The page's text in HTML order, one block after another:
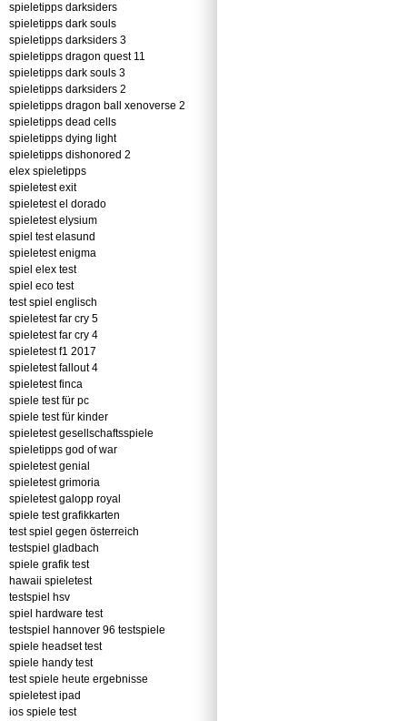
spieletipps darksiders
spieletipps dark souls
spieletipps darksiders 3
spieletipps dragon quest 11
spieletipps dark souls 3
spieletipps darksiders 2
spieletipps dragon ball xenoverse 2
spieletipps dead cells
spieletipps dying light
spieletipps dishonored 2
elex spieletipps
spieletest exit
spieletest el dorado
spieletest elysium
spiel test elasund
spieletest enigma
spiel elex test
spiel eco test
test spiel englisch
spieletest far cry 5
spieletest far cry 4
spieletest f1 2017
spieletest fallout 4
spieletest finca
spiele test für pc
spiele test für kinder
spieletest gesellschaftsspiele
spieletipps god of war
spieletest genial
spieletest grimoria
spieletest galopp royal
spiele test grafikkarten
test spiel gegen österreich
testspiel gladbach
spiele grafik test
hawaii spieletest
testspiel hsv
spiel hardware test
testspiel hannover 96 testspiele
spiele headset test
spiele handy test
test spiele heute ergebnisse
spieletest ipad
ios spiele test